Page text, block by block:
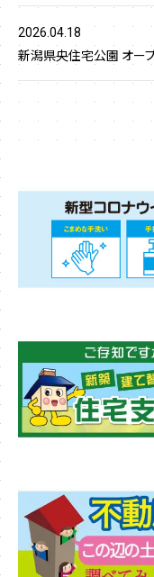
2026.04.18
新潟県央住宅公園 オー